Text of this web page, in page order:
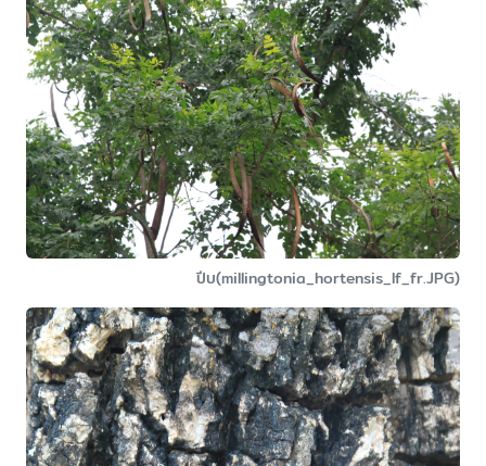
ปีบ(millingtonia_hortensis_lf_fr.JPG)